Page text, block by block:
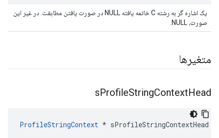
یک اشاره گر به رشته C خاتمه یافته NULL در صورت یافتن مطابقت. در غیر این
صورت، NULL.
متغیرها
sProfileStringContextHead
ProfileStringContext * sProfileStringContextHead